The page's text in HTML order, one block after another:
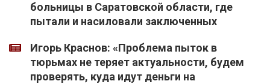
больницы в Саратовской области, где
пытали и насиловали заключенных
Игорь Краснов: «Проблема пыток в
тюрьмах не теряет актуальности, будем
проверять, куда идут деньги на